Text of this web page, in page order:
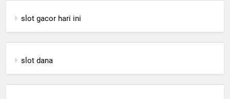
slot gacor hari ini
slot dana